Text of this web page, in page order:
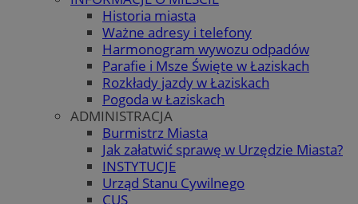
Historia miasta
Ważne adresy i telefony
Harmonogram wywozu odpadów
Parafie i Msze Święte w Łaziskach
Rozkłady jazdy w Łaziskach
Pogoda w Łaziskach
ADMINISTRACJA
Burmistrz Miasta
Jak załatwić sprawę w Urzędzie Miasta?
INSTYTUCJE
Urząd Stanu Cywilnego
CUS